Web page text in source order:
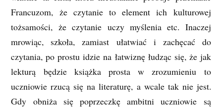
Francuzom, że czytanie to element ich kulturowej
tożsamości, że czytanie uczy myślenia etc. Inaczej
mrowiąc, szkoła, zamiast ułatwiać i zachęcać do
czytania, po prostu idzie na łatwiznę łudząc się, że jak
lekturą będzie książka prosta w zrozumieniu to
uczniowie rzucą się na literaturę, a wcale tak nie jest.
Gdy obniża się poprzeczkę ambitni uczniowie są